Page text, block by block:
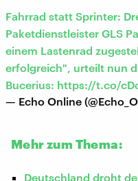
Fahrrad statt Sprinter:
Paketdienstleister GLS
einem Lastenrad
erfolgreich", urteilt nun
Bucerius: https://t.co/
— Echo Online
Mehr zum Thema:
Deutschland droht